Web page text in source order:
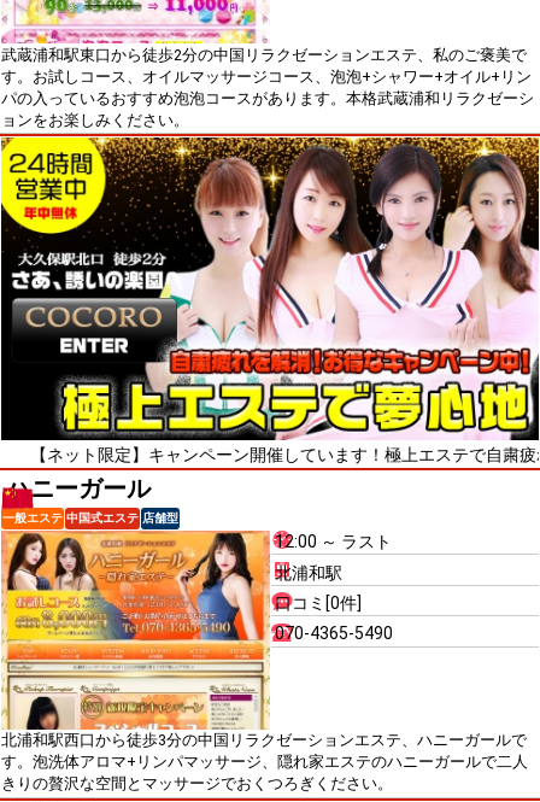
武蔵浦和駅東口から徒歩2分の中国リラクゼーションエステ、私のご褒美で
す。お試しコース、オイルマッサージコース、泡泡+シャワー+オイル+リン
パの入っているおすすめ泡泡コースがあります。本格武蔵浦和リラクゼーシ
ョンをお楽しみください。
限定】キャンペーン開催しています！極上エステで自粛疲れをリ
ハニーガール
一般エステ 中国式エステ 店舗型
12:00 ～ ラスト
北浦和駅
口コミ[0件]
070-4365-5490
北浦和駅西口から徒歩3分の中国リラクゼーションエステ、ハニーガールで
す。泡洗体アロマ+リンパマッサージ、隠れ家エステのハニーガールで二人
きりの贅沢な空間とマッサージでおくつろぎください。